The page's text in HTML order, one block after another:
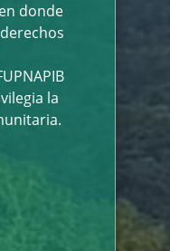
donde
la